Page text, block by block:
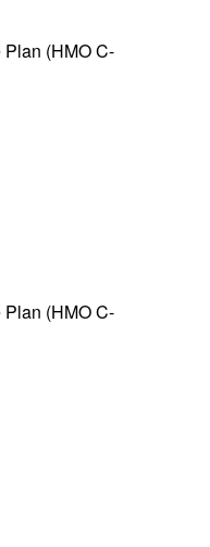
(HMO C-
(HMO C-